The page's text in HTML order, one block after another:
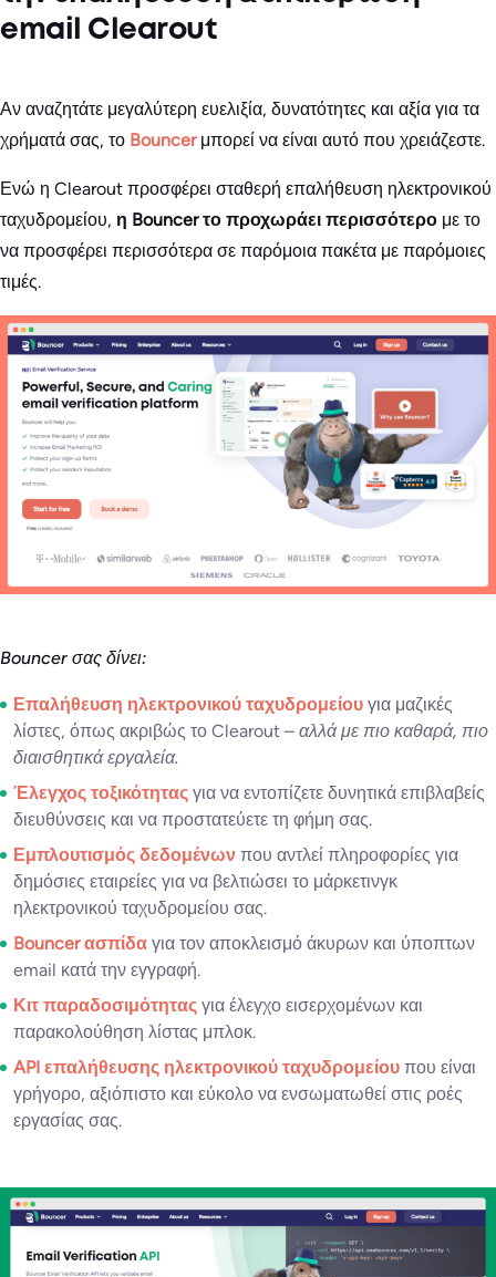
email Clearout
Αν αναζητάτε μεγαλύτερη ευελιξία, δυνατότητες και αξία για τα
χρήματά σας, το Bouncerμπορεί να είναι αυτό που χρειάζεστε.
Ενώ η Clearout προσφέρει σταθερή επαλήθευση ηλεκτρονικού
ταχυδρομείου, η Bouncer το προχωράει περισσότερο με το
να προσφέρει περισσότερα σε παρόμοια πακέτα με παρόμοιες
τιμές.
Bouncer σας δίνει:
Επαλήθευση ηλεκτρονικού ταχυδρομείου για μαζικές
λίστες, όπως ακριβώς το Clearout – αλλά με πιο καθαρά, πιο
διαισθητικά εργαλεία.
Έλεγχος τοξικότητας για να εντοπίζετε δυνητικά επιβλαβείς
διευθύνσεις και να προστατεύετε τη φήμη σας.
Εμπλουτισμός δεδομένων που αντλεί πληροφορίες για
δημόσιες εταιρείες για να βελτιώσει το μάρκετινγκ
ηλεκτρονικού ταχυδρομείου σας.
Bouncer ασπίδα για τον αποκλεισμό άκυρων και ύποπτων
email κατά την εγγραφή.
Κιτ παραδοσιμότητας για έλεγχο εισερχομένων και
παρακολούθηση λίστας μπλοκ.
API επαλήθευσης ηλεκτρονικού ταχυδρομείου που είναι
γρήγορο, αξιόπιστο και εύκολο να ενσωματωθεί στις ροές
εργασίας σας.